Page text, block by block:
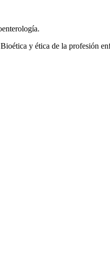
y ética de la profesión